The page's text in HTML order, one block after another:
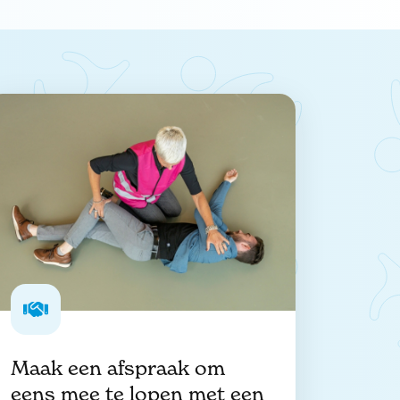
Maak een afspraak om
eens mee te lopen met een